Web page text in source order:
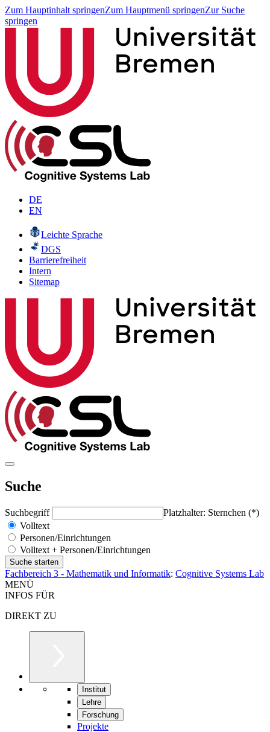
Zum Hauptinhalt springenZum Hauptmenü springenZur Suche
springen
DE
EN
Leichte Sprache
DGS
Barrierefreiheit
Intern
Sitemap
Suche
Suchbegriff
Platzhalter: Sternchen (*)
Volltext
Personen/Einrichtungen
Volltext + Personen/Einrichtungen
Fachbereich 3 - Mathematik und Informatik: Cognitive Systems Lab
MENÜ
INFOS FÜR
DIREKT ZU
Institut
Lehre
Forschung
Projekte